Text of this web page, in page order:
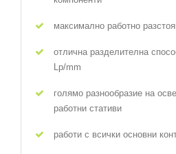
максимално работно
отлична разделителна
Lp/mm
голямо разнообразие на
работни стативи
работи с всички основни